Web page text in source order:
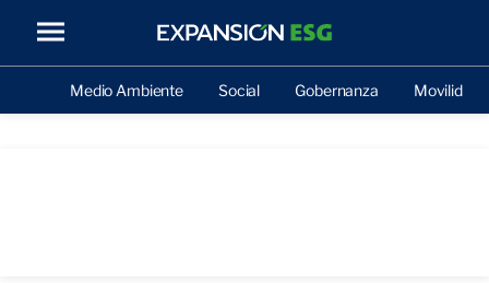
Medio Ambiente Social Gobernanza Movilidad